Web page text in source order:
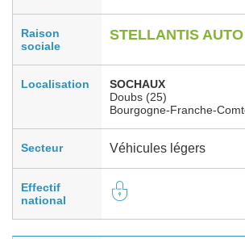
Raison
sociale
STELLANTIS
Localisation
SOCHAUX
Doubs (25)
Bourgogne-Franche-
Secteur Véhicules légers
Effectif
national